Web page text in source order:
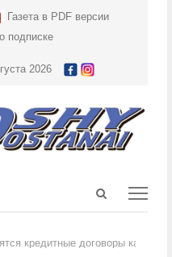
Газета в PDF версии
подписке
2026
Open
кредитные договоры